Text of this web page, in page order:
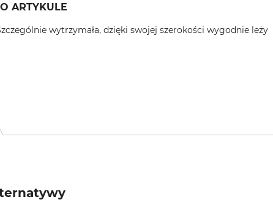
ARTYKULE
wytrzymała, dzięki swojej szerokości wygodnie leży